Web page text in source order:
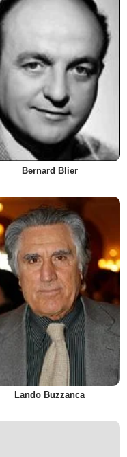
Bernard Blier
Lando Buzzanca